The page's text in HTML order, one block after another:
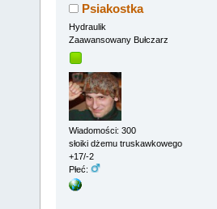
Psiakostka
Hydraulik
Zaawansowany Bułczarz
Wiadomości: 300
słoiki dżemu truskawkowego
+17/-2
Płeć: